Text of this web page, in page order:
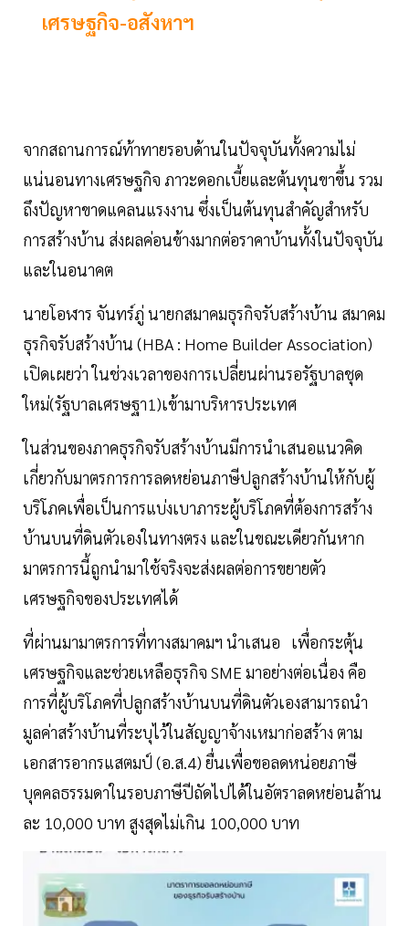
เศรษฐกิจ-อสังหาฯ
จากสถานการณ์ท้าทายรอบด้านในปัจจุบันทั้งความไม่
แน่นอนทางเศรษฐกิจ ภาวะดอกเบี้ยและต้นทุนขาขึ้น รวม
ถึงปัญหาขาดแคลนแรงงาน ซึ่งเป็นต้นทุนสำคัญสำหรับ
การสร้างบ้าน ส่งผลค่อนข้างมากต่อราคาบ้านทั้งในปัจจุบัน
และในอนาคต
นายโอฬาร จันทร์ภู่ นายกสมาคมธุรกิจรับสร้างบ้าน สมาคม
ธุรกิจรับสร้างบ้าน (HBA : Home Builder Association)
เปิดเผยว่า ในช่วงเวลาของการเปลี่ยนผ่านรอรัฐบาลชุด
ใหม่(รัฐบาลเศรษฐา1)เข้ามาบริหารประเทศ
ในส่วนของภาคธุรกิจรับสร้างบ้านมีการนำเสนอแนวคิด
เกี่ยวกับมาตรการการลดหย่อนภาษีปลูกสร้างบ้านให้กับผู้
บริโภคเพื่อเป็นการแบ่งเบาภาระผู้บริโภคที่ต้องการสร้าง
บ้านบนที่ดินตัวเองในทางตรง และในขณะเดียวกันหาก
มาตรการนี้ถูกนำมาใช้จริงจะส่งผลต่อการขยายตัว
เศรษฐกิจของประเทศได้
ที่ผ่านมามาตรการที่ทางสมาคมฯ นำเสนอ เพื่อกระตุ้น
เศรษฐกิจและช่วยเหลือธุรกิจ SME มาอย่างต่อเนื่อง คือ
การที่ผู้บริโภคที่ปลูกสร้างบ้านบนที่ดินตัวเองสามารถนำ
มูลค่าสร้างบ้านที่ระบุไว้ในสัญญาจ้างเหมาก่อสร้าง ตาม
เอกสารอากรแสตมป์ (อ.ส.4) ยื่นเพื่อขอลดหน่อยภาษี
บุคคลธรรมดาในรอบภาษีปีถัดไปได้ในอัตราลดหย่อนล้าน
ละ 10,000 บาท สูงสุดไม่เกิน 100,000 บาท